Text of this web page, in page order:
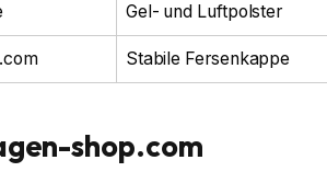
Gel- und Luftpolster
Stabile Fersenkappe
shop.com